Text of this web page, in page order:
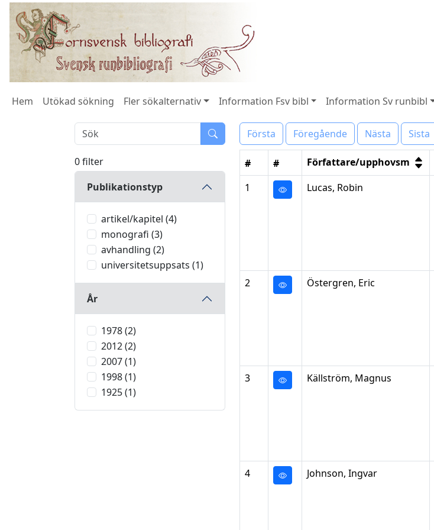
Hem Utökad sökning Fler sökalternativ Information Fsv bibl Information Sv runbibl
0 filter
Publikationstyp
artikel/kapitel (4)
monografi (3)
avhandling (2)
universitetsuppsats (1)
År
1978 (2)
2012 (2)
2007 (1)
1998 (1)
1925 (1)
Första Föregående Nästa Sista
# # Författare/upphovsm
1
Lucas, Robin
2 Östergren, Eric
3 Källström, Magnus
4 Johnson, Ingvar